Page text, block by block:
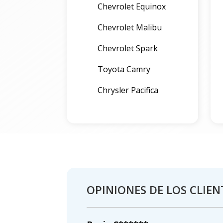
Chevrolet Equinox
Chevrolet Malibu
Chevrolet Spark
Toyota Camry
Chrysler Pacifica
OPINIONES DE LOS